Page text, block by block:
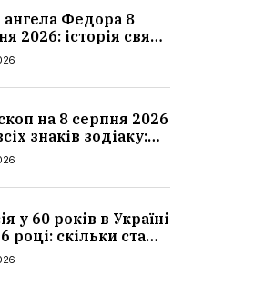
ангела Федора 8
2026: історія свята,
імені,
на 8 серпня 2026
знаків зодіаку:
гроші та справи
у 60 років в Україні
році: скільки стажу
умови, кому